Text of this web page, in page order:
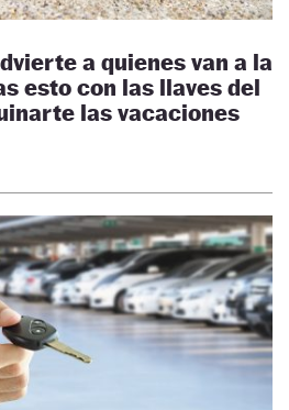
a quienes van a la
esto con las llaves del
las vacaciones